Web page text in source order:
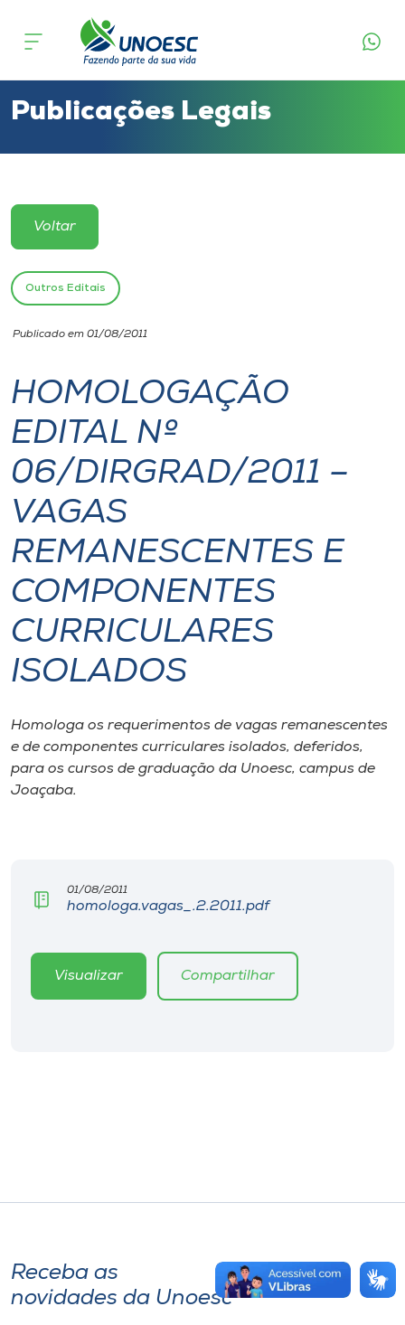
Cursos
Atendimento ao Estudante
Portal de Ensino
Unoesc
Internacionalização
I.nova
Diplomados
Cultura
CPA
Biblioteca
Rádio
Store
Selecione
o idioma
Publicações Legais
Voltar
Outros Editais
Publicado em 01/08/2011
HOMOLOGAÇÃO
EDITAL Nº
06/DIRGRAD/2011 –
VAGAS
REMANESCENTES E
COMPONENTES
CURRICULARES
ISOLADOS
Homologa os requerimentos de vagas remanescentes
e de componentes curriculares isolados, deferidos,
para os cursos de graduação da Unoesc, campus de
Joaçaba.
01/08/2011
homologa.vagas_.2.2011.pdf
Visualizar Compartilhar
Receba as
novidades da Unoesc